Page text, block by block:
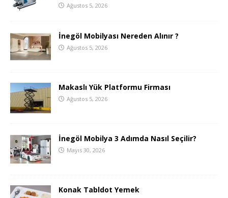
Ağustos 5, 2026
İnegöl Mobilyası Nereden Alınır ?
Ağustos 5, 2026
Makaslı Yük Platformu Firması
Ağustos 5, 2026
İnegöl Mobilya 3 Adımda Nasıl Seçilir?
Mayıs 30, 2026
Konak Tabldot Yemek